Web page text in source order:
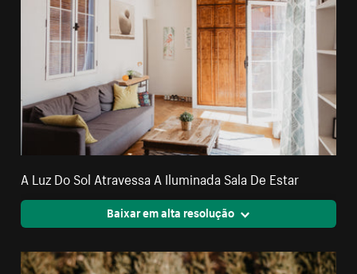
A Luz Do Sol Atravessa A Iluminada Sala De Estar
Baixar em alta resolução